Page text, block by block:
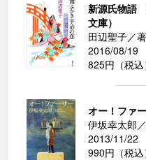
新源氏物語
文庫）
田辺聖子／著
2016/08/19
825円（税込
オー！ファ
伊坂幸太郎
2013/11/22
990円（税込